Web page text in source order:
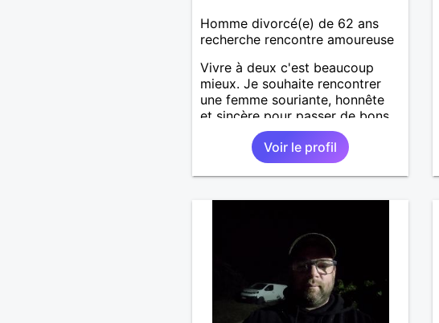
Homme divorcé(e) de 62 ans
recherche rencontre amoureuse
Vivre à deux c'est beaucoup
mieux. Je souhaite rencontrer
une femme souriante, honnête
et sincère pour passer de bons
moments, qui aime plaisanter, se
balader et partager, je le
souhaite, notre complicité.
J'aime beaucoup les chantiers
temps. C'est difficile de tout
dire en quelques lignes. En
revanche, vous pouvez me
contacter pour avoir plus
d'informations. A bientôt
Voir le profil